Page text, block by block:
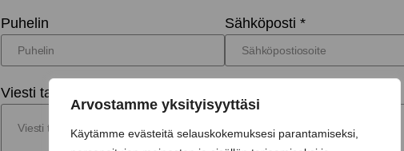
Arvostamme yksityisyyttäsi
Käytämme evästeitä selauskokemuksesi parantamiseksi,
Puhelin Sähköposti *
Viesti tai lisätiedot...